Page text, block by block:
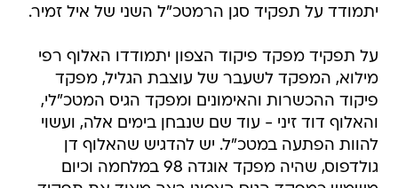
יתמודד על תפקיד סגן הרמטכ"ל השני של איל זמיר.
על תפקיד מפקד פיקוד הצפון יתמודדו האלוף רפי
מילוא, המפקד לשעבר של עוצבת הגליל, מפקד
פיקוד ההכשרות והאימונים ומפקד הגיס המטכ"לי,
והאלוף דוד זיני - עוד שם שנבחן בימים אלה, ועשוי
להוות הפתעה במטכ"ל. יש להדגיש שהאלוף דן
גולדפוס, שהיה מפקד אוגדה 98 במלחמה וכיום